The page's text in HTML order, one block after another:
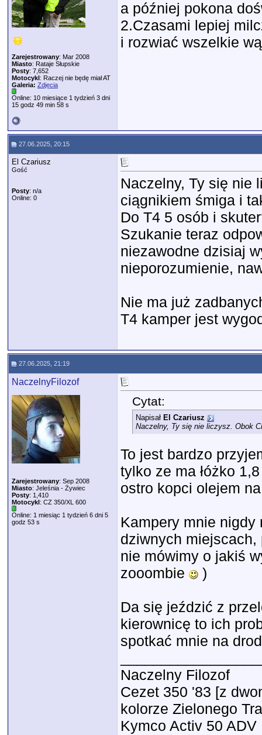
Zarejestrowany: Mar 2008
Miasto: Rataje Słupskie
Posty: 7,652
Motocykl: Raczej nie będę miał AT
Galeria: Zdjęcia
Online: 10 miesiące 1 tydzień 3 dni
15 godz 49 min 58 s
a później pokona
2.Czasami lepiej
i rozwiać wszelkie
27.06.2025, 20:15
El Czariusz
Gość
Posty: n/a
Online: 0
Naczelny, Ty się nie
ciągnikiem śmiga i
Do T4 5 osób i
Szukanie teraz
niezawodne dzisiaj
nieporozumienie,
Nie ma już
T4 kamper jest
27.06.2025, 21:19
NaczelnyFilozof
Zarejestrowany: Sep 2008
Miasto: Jeleśnia - Żywiec
Posty: 1,410
Motocykl: CZ 350/XL 600
Online: 1 miesiąc 1 tydzień 6 dni 5
godz 53 s
Cytat:
Napisał El Czariusz
Naczelny, Ty się nie liczysz. Obok
To jest bardzo
tylko ze ma łóżko
ostro kopci olejem
Kampery mnie nigdy
dziwnych
nie mówimy o jakiś
zooombie
)
Da się jeździć z
kierownicę to ich
spotkać mnie na
Naczelny Filozof
Cezet 350 '83 [z
kolorze Zielonego
Kymco Activ 50 ADV